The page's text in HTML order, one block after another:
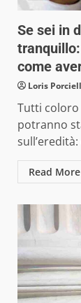
Se sei in
come
Loris
Tutti coloro
potranno
Read More